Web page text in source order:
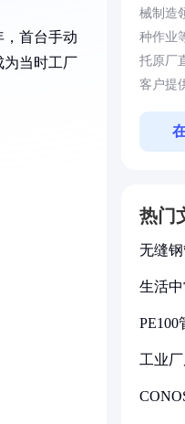
，首台手动
为当时工厂
械制造
种作业
托原厂
客户提
热门
无缝
生活
PE100
工业